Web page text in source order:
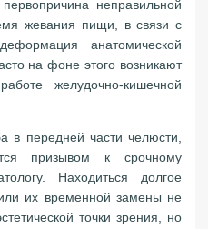
неправильной
жевания пищи, в связи с
анатомической
на фоне этого возникают
желудочно-кишечной
в передней части челюсти,
призывом к срочному
Находиться долгое
их временной замены не
точки зрения, но